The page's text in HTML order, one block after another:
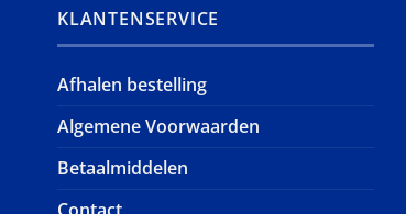
KLANTENSERVICE
Afhalen bestelling
Algemene Voorwaarden
Betaalmiddelen